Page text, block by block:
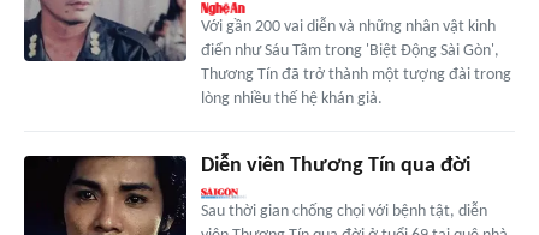
Với gần 200 vai diễn và những nhân vật kinh
điển như Sáu Tâm trong 'Biệt Động Sài Gòn',
Thương Tín đã trở thành một tượng đài trong
lòng nhiều thế hệ khán giả.
Diễn viên Thương Tín qua đời
Sau thời gian chống chọi với bệnh tật, diễn